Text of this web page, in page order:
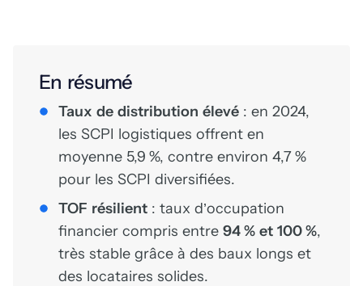
En résumé
Taux de distribution élevé : en 2024,
les SCPI logistiques offrent en
moyenne 5,9 %, contre environ 4,7 %
pour les SCPI diversifiées.
TOF résilient : taux d’occupation
financier compris entre 94 % et 100 %,
très stable grâce à des baux longs et
des locataires solides.